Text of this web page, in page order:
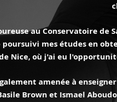
au Conservatoire
mes études en
Nice, où j'ai eu
amenée à
Brown et Ismael